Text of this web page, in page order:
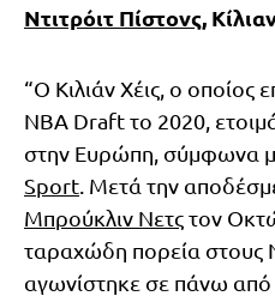
Ντιτρόιτ Πίστονς,
“Ο Κιλιάν Χέις, ο οποίος
NBA Draft το 2020,
στην Ευρώπη, σύμφωνα
Sport . Μετά την
Μπρούκλιν Νετςτον
ταραχώδη πορεία στους
αγωνίστηκε σε πάνω